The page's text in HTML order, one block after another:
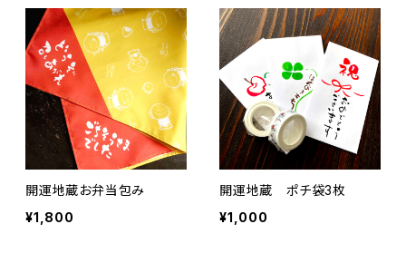
開運地蔵お弁当包み
¥1,800
開運地蔵 ポチ袋3枚
¥1,000